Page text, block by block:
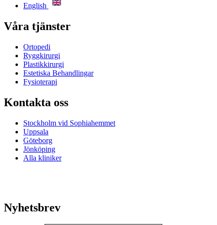
English
Våra tjänster
Ortopedi
Ryggkirurgi
Plastikkirurgi
Estetiska Behandlingar
Fysioterapi
Kontakta oss
Stockholm vid Sophiahemmet
Uppsala
Göteborg
Jönköping
Alla kliniker
Nyhetsbrev